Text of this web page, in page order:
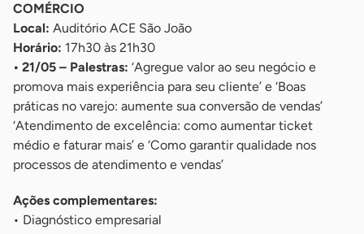
COMÉRCIO
Local: Auditório ACE São João
Horário: 17h30 às 21h30
• 21/05 – Palestras: ‘Agregue valor ao seu negócio e
promova mais experiência para seu cliente’ e ‘Boas
práticas no varejo: aumente sua conversão de vendas’
‘Atendimento de excelência: como aumentar ticket
médio e faturar mais’ e ‘Como garantir qualidade nos
processos de atendimento e vendas’
Ações complementares:
• Diagnóstico empresarial